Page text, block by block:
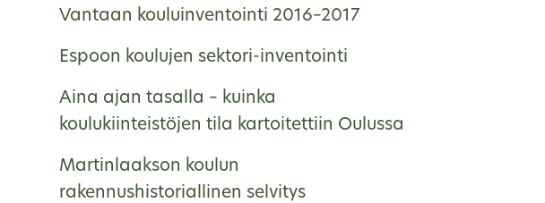
Vantaan kouluinventointi 2016–2017
Espoon koulujen sektori-inventointi
Aina ajan tasalla – kuinka
koulukiinteistöjen tila kartoitettiin Oulussa
Martinlaakson koulun
rakennushistoriallinen selvitys